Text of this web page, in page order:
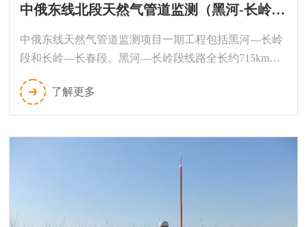
中俄东线北段天然气管道监测（黑河-长岭段）
中俄东线天然气管道监测项目一期工程包括黑河—长岭
段和长岭—长春段。黑河—长岭段线路全长约715km，
管径1422mm，设计压力12MPa，设计输量
380×108m3/a。长岭—长春段线路全长109km，管径
1016mm，设计压力10MPa，设计输量114×108m3/a。部
了解更多